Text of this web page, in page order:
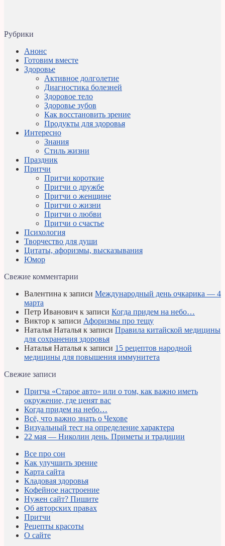
Рубрики
Анонс
Готовим вместе
Здоровье
Активное долголетие
Диагностика болезней
Здоровое тело
Здоровье зубов
Как восстановить зрение
Продукты для здоровья
Интересно
Знания
Стиль жизни
Праздник
Притчи
Притчи короткие
Притчи о дружбе
Притчи о женщине
Притчи о жизни
Притчи о любви
Притчи о счастье
Психология
Творчество для души
Цитаты, афоризмы, высказывания
Юмор
Свежие комментарии
Валентина к записи Международный день очкарика — 4
марта
Петр Иванович к записи Когда придем на небо…
Виктор к записи Афоризмы про тещу
Наталья Наталья к записи Правила китайской медицины
для сохранения здоровья
Наталья Наталья к записи 15 рецептов народной
медицины для повышения иммунитета
Свежие записи
Притча «Старое авто» или о том, как важно иметь
окружение, где ценят вас
Когда придем на небо…
Всё, что важно знать о Чехове
Визуальный тест на определение характера
22 мая — Николин день. Приметы и традиции
Все про сон
Как улучшить зрение
Карта сайта
Кладовая здоровья
Кофейное настроение
Нужен сайт? Пишите
Об авторских правах
Притчи
Рецепты красоты
О сайте